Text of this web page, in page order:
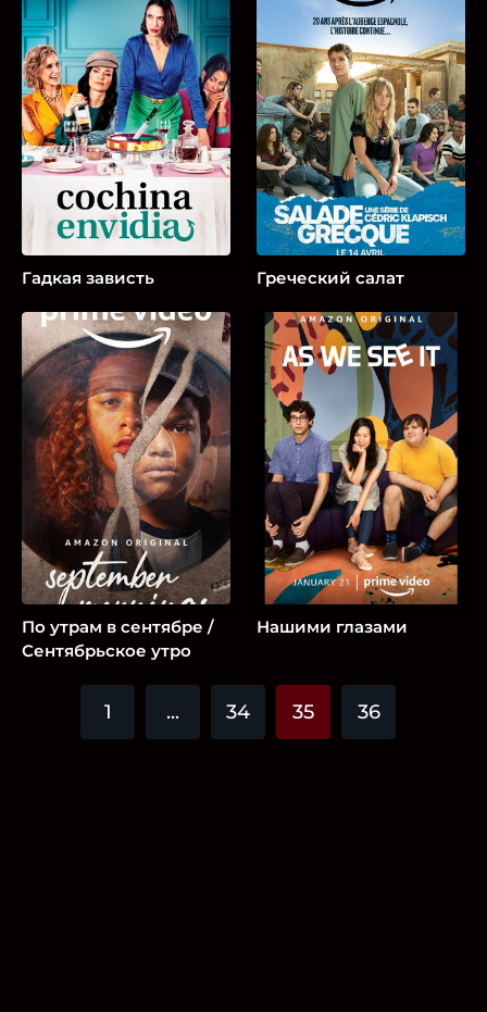
Гадкая зависть Греческий салат
По утрам в сентябре /
Сентябрьское утро
Нашими глазами
1 ... 34 35 36